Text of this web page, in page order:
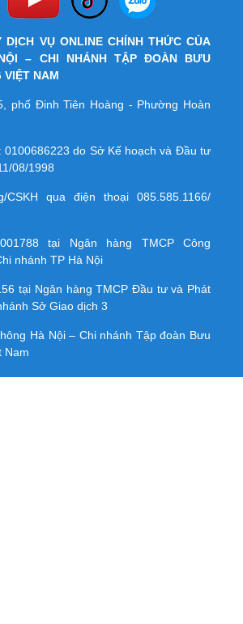
DỊCH VỤ ONLINE CHÍNH THỨC CỦA
– CHI NHÁNH TẬP ĐOÀN BƯU
VIỆT NAM
phố Đinh Tiên Hoàng - Phường Hoàn
0100686223 do Sở Kế hoạch và Đầu tư
08/1998
CSKH qua điện thoại 085.585.1166/
tại Ngân hàng TMCP Công
nhánh TP Hà Nội
tại Ngân hàng TMCP Ðầu tư và Phát
Sở Giao dịch 3
Hà Nội – Chi nhánh Tập đoàn Bưu
Nam